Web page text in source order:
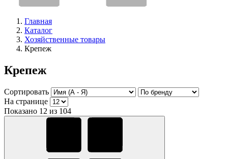
Главная
Каталог
Хозяйственные товары
Крепеж
Крепеж
Сортировать
На странице
Показано 12 из 104